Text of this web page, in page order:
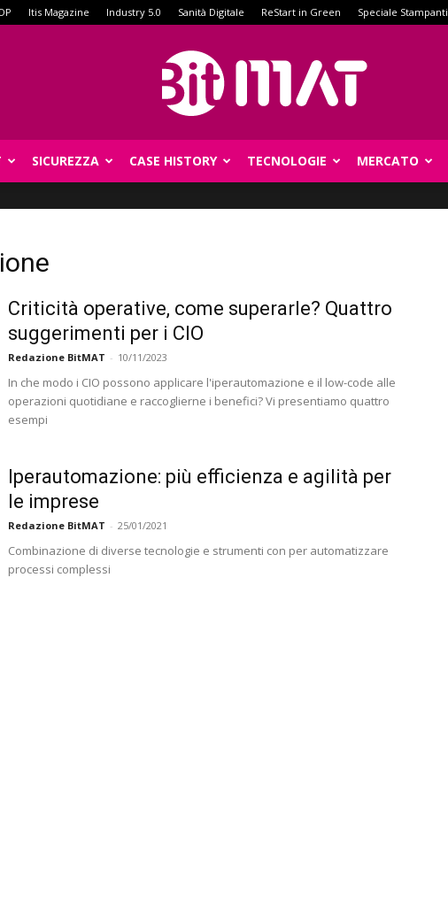
Itis Magazine Industry 5.0 Sanità Digitale ReStart in Green Speciale Stampanti
SICUREZZA CASE HISTORY TECNOLOGIE MERCATO
Criticità operative, come superarle? Quattro
suggerimenti per i CIO
Redazione BitMAT - 10/11/2023
In che modo i CIO possono applicare l'iperautomazione e il low-code alle
operazioni quotidiane e raccoglierne i benefici? Vi presentiamo quattro
esempi
Iperautomazione: più efficienza e agilità per
le imprese
Redazione BitMAT - 25/01/2021
Combinazione di diverse tecnologie e strumenti con per automatizzare
processi complessi